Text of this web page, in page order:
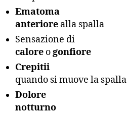
Ematoma
anteriore alla spalla
Sensazione di
calore ogonfiore
Crepitii
quando si muove la spalla
Dolore
notturno